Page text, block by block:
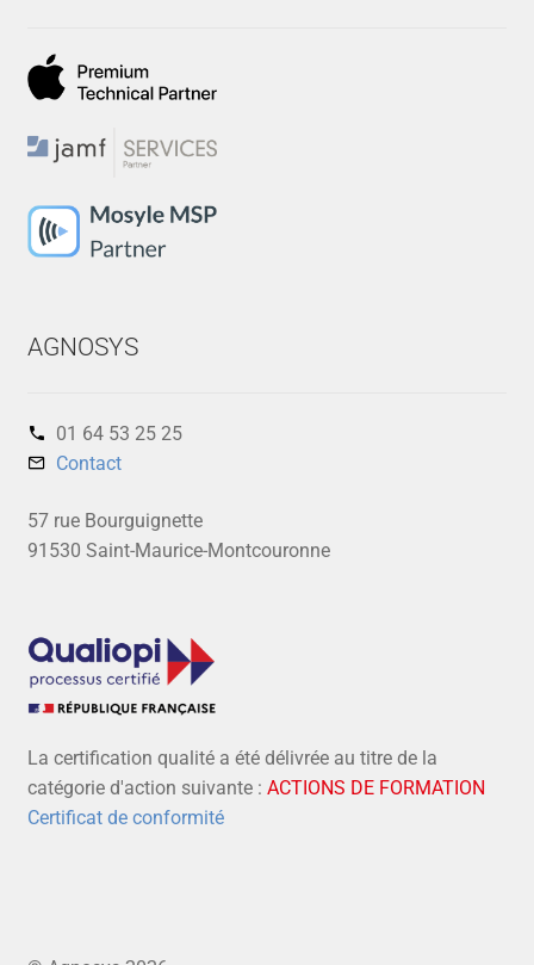
AGNOSYS
01 64 53 25 25‬
Contact
57 rue Bourguignette
91530 Saint-Maurice-Montcouronne
La certification qualité a été délivrée au titre de la
catégorie d'action suivante : ACTIONS DE FORMATION
Certificat de conformité